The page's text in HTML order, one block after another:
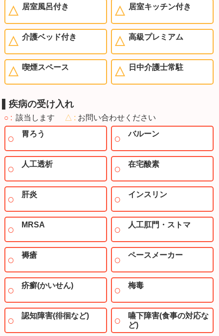
居室風呂付き 居室キッチン付き
介護ベッド付き 高級プレミアム
喫煙スペース 日中介護士常駐
疾病の受け入れ
○ 該当します △
お問い合わせください
胃ろう
バルーン
人工透析 在宅酸素
肝炎 インスリン
MRSA 人工肛門・ストマ
褥瘡 ペースメーカー
疥癬(かいせん) 梅毒
認知障害(徘徊など)
嚥下障害(食事の対応な
ど)